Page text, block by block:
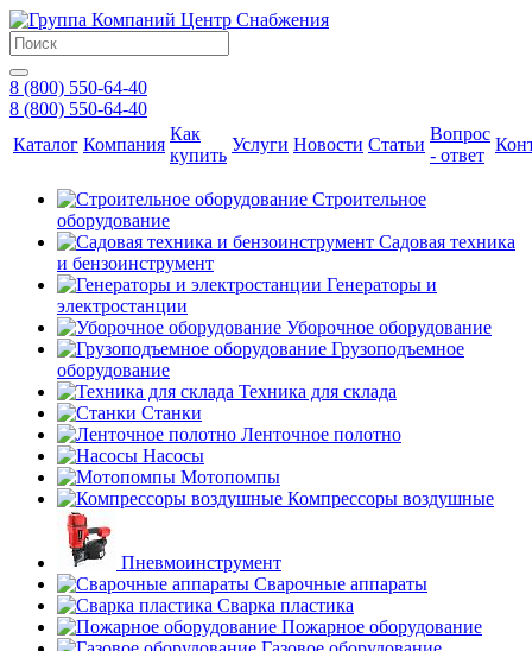
8 (800) 550-64-40
8 (800) 550-64-40
Каталог Компания
Как
купить
Услуги Новости Статьи
Вопрос
- ответ
Строительное
оборудование
Садовая техника
и бензоинструмент
Генераторы и
электростанции
Уборочное оборудование
Грузоподъемное
оборудование
Техника для склада
Станки
Ленточное полотно
Насосы
Мотопомпы
Компрессоры воздушные
Пневмоинструмент
Сварочные аппараты
Сварка пластика
Пожарное оборудование